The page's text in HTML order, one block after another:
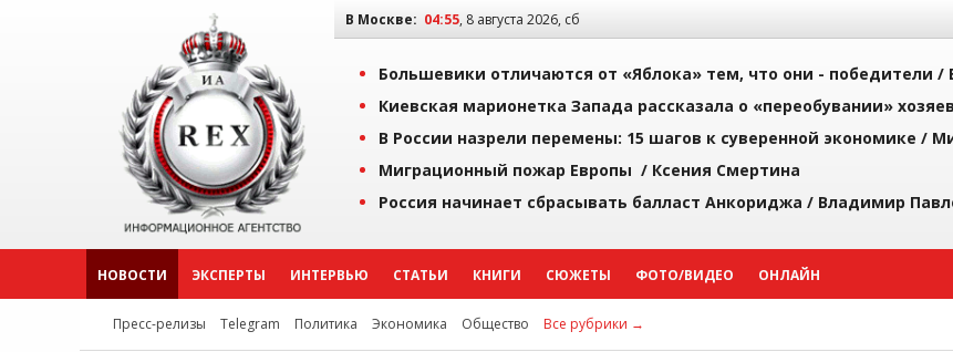
В Москве: 04:55, 8 августа 2026, сб
Большевики отличаются от «Яблока» тем, что они - победители /
Киевская марионетка Запада рассказала о «переобувании»
В России назрели перемены: 15 шагов к суверенной экономике /
Миграционный пожар Европы / Ксения Смертина
Россия начинает сбрасывать балласт Анкориджа / Владимир
НОВОСТИ ЭКСПЕРТЫ ИНТЕРВЬЮ СТАТЬИ КНИГИ СЮЖЕТЫ ФОТО/ВИДЕО ОНЛАЙН
Пресс-релизы Telegram Политика Экономика Общество Все рубрики →